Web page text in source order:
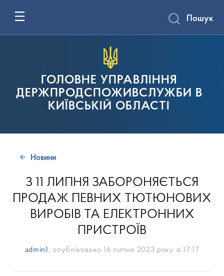
ГОЛОВНЕ УПРАВЛІННЯ
ДЕРЖПРОДСПОЖИВСЛУЖБИ В
КИЇВСЬКІЙ ОБЛАСТІ
Пошук
Новини
З 11 ЛИПНЯ ЗАБОРОНЯЄТЬСЯ
ПРОДАЖ ПЕВНИХ ТЮТЮНОВИХ
ВИРОБІВ ТА ЕЛЕКТРОННИХ
ПРИСТРОЇВ
admin1 , опубліковано 16 липня 2023 року о 17:17